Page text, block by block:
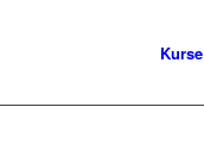
Kurse